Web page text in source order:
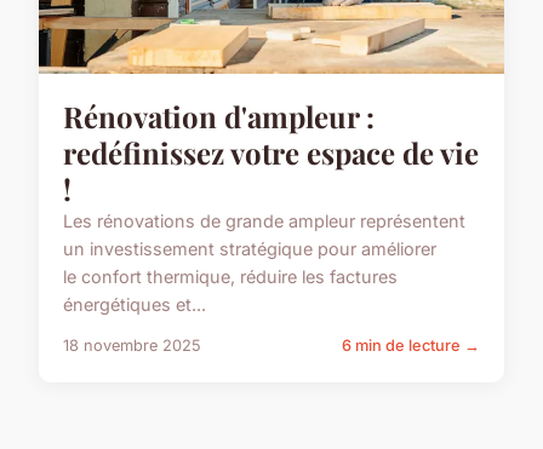
Rénovation d'ampleur :
redéfinissez votre espace de vie
!
Les rénovations de grande ampleur représentent
un investissement stratégique pour améliorer
le confort thermique, réduire les factures
énergétiques et...
18 novembre 2025 6 min de lecture →